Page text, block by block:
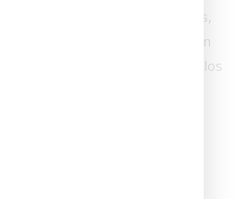
altas prestaciones técnicas,
la confianza del sector en un
responder a las exigencias de los
certificaciones de Coverlam y
de